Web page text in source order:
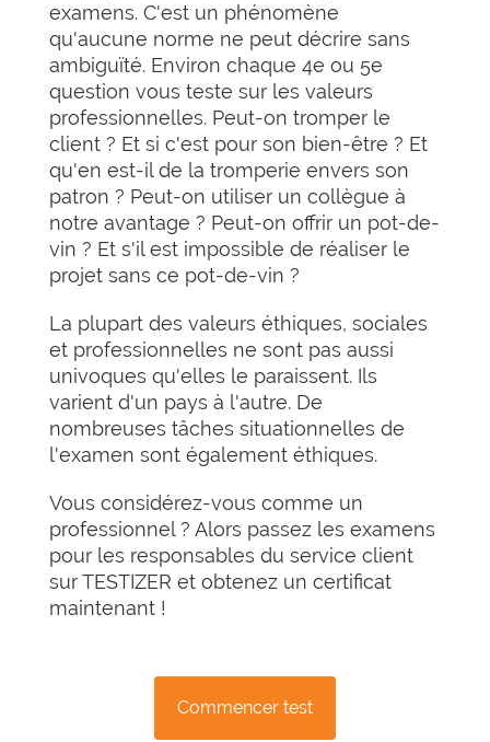
examens. C'est un phénomène
qu'aucune norme ne peut décrire sans
ambiguïté. Environ chaque 4e ou 5e
question vous teste sur les valeurs
professionnelles. Peut-on tromper le
client ? Et si c'est pour son bien-être ? Et
qu'en est-il de la tromperie envers son
patron ? Peut-on utiliser un collègue à
notre avantage ? Peut-on offrir un pot-de-
vin ? Et s'il est impossible de réaliser le
projet sans ce pot-de-vin ?
La plupart des valeurs éthiques, sociales
et professionnelles ne sont pas aussi
univoques qu'elles le paraissent. Ils
varient d'un pays à l'autre. De
nombreuses tâches situationnelles de
l'examen sont également éthiques.
Vous considérez-vous comme un
professionnel ? Alors passez les examens
pour les responsables du service client
sur TESTIZER et obtenez un certificat
maintenant !
Commencer test